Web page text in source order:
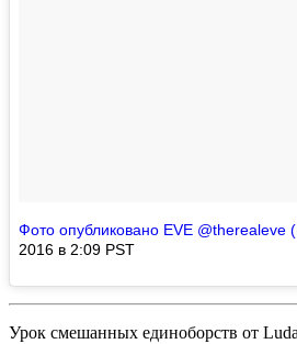
Фото опубликовано EVE @therealeve
2016 в 2:09 PST
Урок смешанных единоборств от